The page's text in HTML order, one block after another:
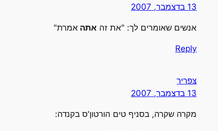
13 בדצמבר, 2007
אנשים שאומרים לך: "את זה אתה אמרת"
Reply
צפריר
13 בדצמבר, 2007
מקרה שקרה, בסניף טים הורטון'ס בקנדה: